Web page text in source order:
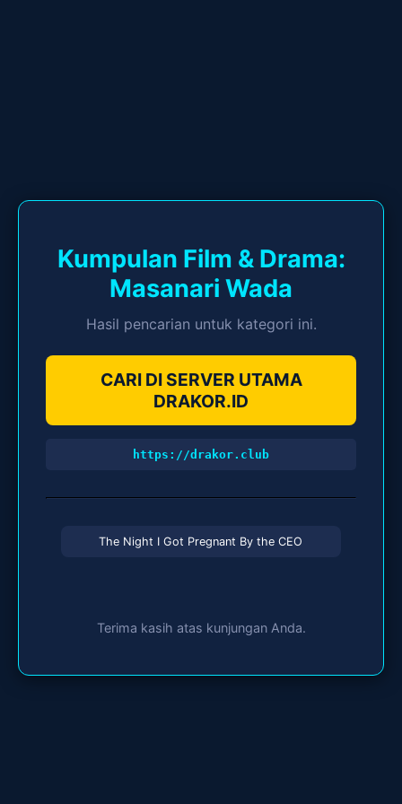
Kumpulan Film & Drama:
Masanari Wada
Hasil pencarian untuk kategori ini.
CARI DI SERVER UTAMA
DRAKOR.ID
https://drakor.club
The Night I Got Pregnant By the CEO
Terima kasih atas kunjungan Anda.